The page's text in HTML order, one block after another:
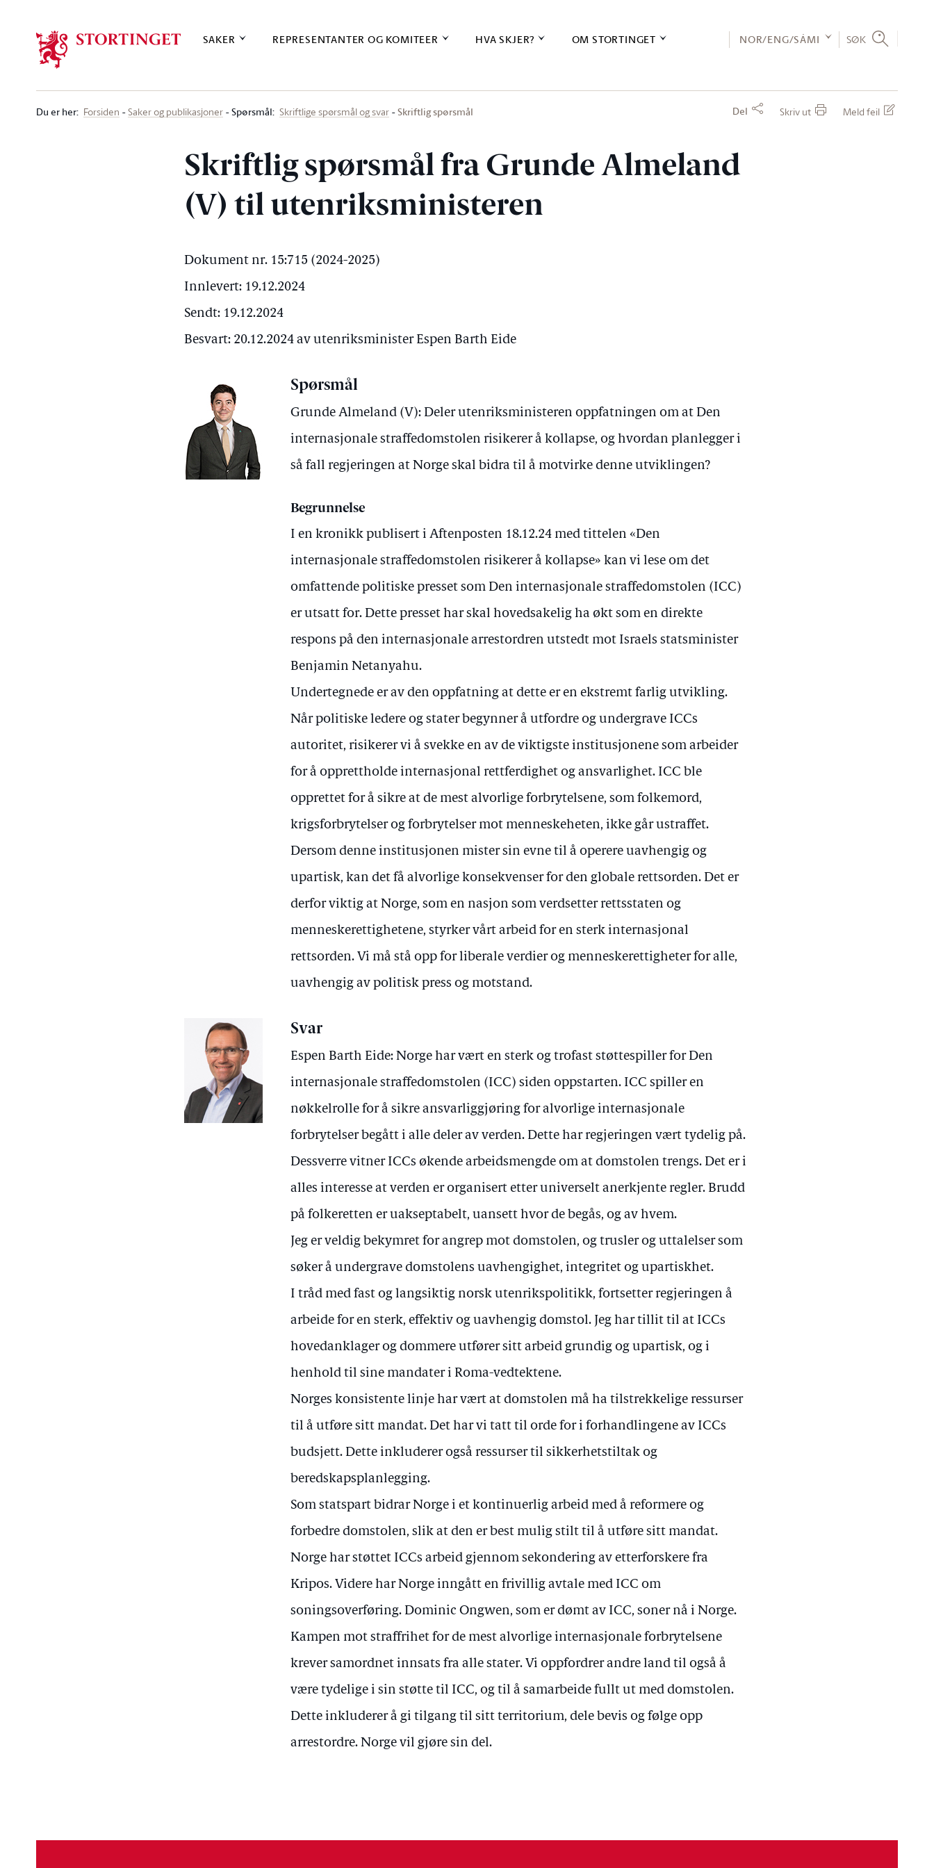
SAKER REPRESENTANTER OG KOMITEER HVA SKJER? OM STORTINGET NOR/ENG/SÁMI SØK
Du er her: Forsiden Saker og publikasjoner Spørsmål: Skriftlige spørsmål og svar Skriftlig spørsmål Del Skriv ut Meld feil
Skriftlig spørsmål fra Grunde Almeland
(V) til utenriksministeren
Dokument nr. 15:715 (2024-2025)
Innlevert: 19.12.2024
Sendt: 19.12.2024
Besvart: 20.12.2024 av utenriksminister Espen Barth Eide
Spørsmål
Grunde Almeland (V): Deler utenriksministeren oppfatningen om at Den
internasjonale straffedomstolen risikerer å kollapse, og hvordan planlegger i
så fall regjeringen at Norge skal bidra til å motvirke denne utviklingen?
Begrunnelse
I en kronikk publisert i Aftenposten 18.12.24 med tittelen «Den
internasjonale straffedomstolen risikerer å kollapse» kan vi lese om det
omfattende politiske presset som Den internasjonale straffedomstolen (ICC)
er utsatt for. Dette presset har skal hovedsakelig ha økt som en direkte
respons på den internasjonale arrestordren utstedt mot Israels statsminister
Benjamin Netanyahu.
Undertegnede er av den oppfatning at dette er en ekstremt farlig utvikling.
Når politiske ledere og stater begynner å utfordre og undergrave ICCs
autoritet, risikerer vi å svekke en av de viktigste institusjonene som arbeider
for å opprettholde internasjonal rettferdighet og ansvarlighet. ICC ble
opprettet for å sikre at de mest alvorlige forbrytelsene, som folkemord,
krigsforbrytelser og forbrytelser mot menneskeheten, ikke går ustraffet.
Dersom denne institusjonen mister sin evne til å operere uavhengig og
upartisk, kan det få alvorlige konsekvenser for den globale rettsorden. Det er
derfor viktig at Norge, som en nasjon som verdsetter rettsstaten og
menneskerettighetene, styrker vårt arbeid for en sterk internasjonal
rettsorden. Vi må stå opp for liberale verdier og menneskerettigheter for alle,
uavhengig av politisk press og motstand.
Svar
Espen Barth Eide: Norge har vært en sterk og trofast støttespiller for Den
internasjonale straffedomstolen (ICC) siden oppstarten. ICC spiller en
nøkkelrolle for å sikre ansvarliggjøring for alvorlige internasjonale
forbrytelser begått i alle deler av verden. Dette har regjeringen vært tydelig på.
Dessverre vitner ICCs økende arbeidsmengde om at domstolen trengs. Det er i
alles interesse at verden er organisert etter universelt anerkjente regler. Brudd
på folkeretten er uakseptabelt, uansett hvor de begås, og av hvem.
Jeg er veldig bekymret for angrep mot domstolen, og trusler og uttalelser som
søker å undergrave domstolens uavhengighet, integritet og upartiskhet.
I tråd med fast og langsiktig norsk utenrikspolitikk, fortsetter regjeringen å
arbeide for en sterk, effektiv og uavhengig domstol. Jeg har tillit til at ICCs
hovedanklager og dommere utfører sitt arbeid grundig og upartisk, og i
henhold til sine mandater i Roma-vedtektene.
Norges konsistente linje har vært at domstolen må ha tilstrekkelige ressurser
til å utføre sitt mandat. Det har vi tatt til orde for i forhandlingene av ICCs
budsjett. Dette inkluderer også ressurser til sikkerhetstiltak og
beredskapsplanlegging.
Som statspart bidrar Norge i et kontinuerlig arbeid med å reformere og
forbedre domstolen, slik at den er best mulig stilt til å utføre sitt mandat.
Norge har støttet ICCs arbeid gjennom sekondering av etterforskere fra
Kripos. Videre har Norge inngått en frivillig avtale med ICC om
soningsoverføring. Dominic Ongwen, som er dømt av ICC, soner nå i Norge.
Kampen mot straffrihet for de mest alvorlige internasjonale forbrytelsene
krever samordnet innsats fra alle stater. Vi oppfordrer andre land til også å
være tydelige i sin støtte til ICC, og til å samarbeide fullt ut med domstolen.
Dette inkluderer å gi tilgang til sitt territorium, dele bevis og følge opp
arrestordre. Norge vil gjøre sin del.